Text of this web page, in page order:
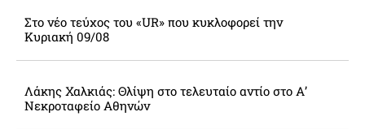
Στο νέο τεύχος του «UR» που κυκλοφορεί την
Κυριακή 09/08
Λάκης Χαλκιάς: Θλίψη στο τελευταίο αντίο στο Α’
Νεκροταφείο Αθηνών